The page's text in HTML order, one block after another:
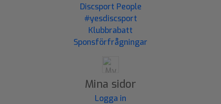
Discsport People
#yesdiscsport
Klubbrabatt
Sponsförfrågningar
Mina sidor
Logga in